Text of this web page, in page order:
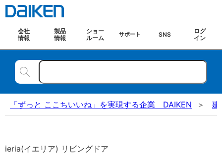
会社
情報
製品
情報
ショー
ルーム
サポート SNS
ログ
イン
「ずっと ここちいいね」を実現する企業 DAIKEN 建
ieria(イエリア) リビングドア